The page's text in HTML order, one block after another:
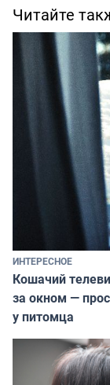
Читайте
ИНТЕРЕСНОЕ
Кошачий
за окном —
у питомца